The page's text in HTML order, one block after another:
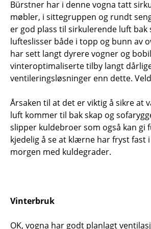
Bürstner har i denne vogna tatt
møbler, i sittegruppen og rundt
er god plass til sirkulerende luft bak
lufteslisser både i topp og bunn av
har sett langt dyrere vogner og
vinteroptimaliserte tilby langt
ventileringsløsninger enn dette.
Årsaken til at det er viktig å sikre at
luft kommer til bak skap og
slipper kuldebroer som også kan gi
kjedelig å se at klærne har fryst fast
morgen med kuldegrader.
Vinterbruk
OK, vogna har godt planlagt